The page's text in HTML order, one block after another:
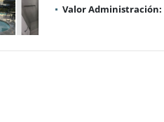
Valor Administración: